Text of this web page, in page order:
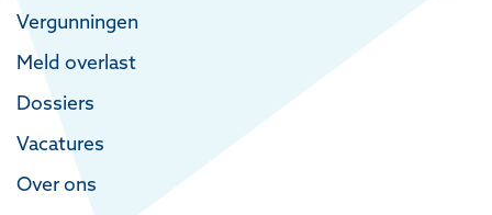
Vergunningen
Meld overlast
Dossiers
Vacatures
Over ons